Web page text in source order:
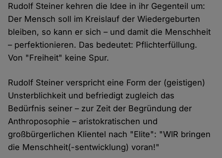
Rudolf Steiner kehren die Idee in ihr Gegenteil um:
Der Mensch soll im Kreislauf der Wiedergeburten
bleiben, so kann er sich – und damit die Menschheit
– perfektionieren. Das bedeutet: Pflichterfüllung.
Von "Freiheit" keine Spur.
Rudolf Steiner verspricht eine Form der (geistigen)
Unsterblichkeit und befriedigt zugleich das
Bedürfnis seiner – zur Zeit der Begründung der
Anthroposophie – aristokratischen und
großbürgerlichen Klientel nach "Elite": "WIR bringen
die Menschheit(-sentwicklung) voran!"